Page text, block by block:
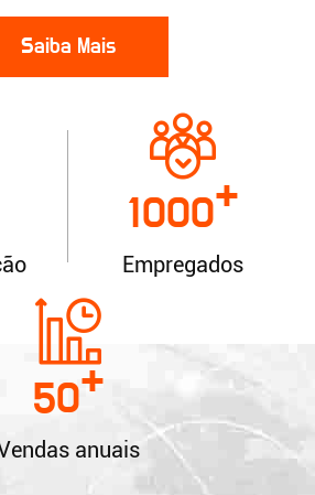
Saiba Mais
1000+
Empregados
50+
anuais